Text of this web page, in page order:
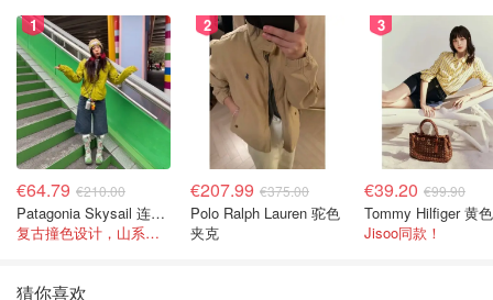
1
€64.79 €210.00
Patagonia Skysail 连帽夹克
复古撞色设计，山系感直接拉满
2
€207.99 €375.00
Polo Ralph Lauren 驼色
夹克
3
€39.20 €99.90
Jisoo同款！
猜你喜欢